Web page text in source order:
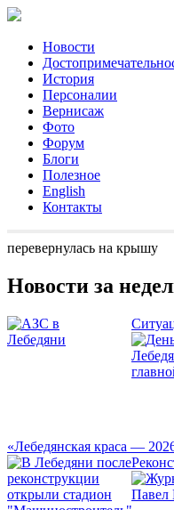
Новости
История
Персоналии
Вернисаж
Фото
Форум
Блоги
Полезное
English
Контакты
перевернулась на крышу
Новости за
«Лебедянская краса —